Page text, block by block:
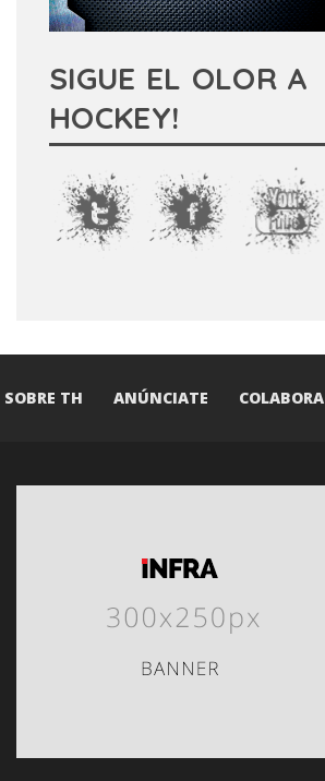
SIGUE EL OLOR A
HOCKEY!
SOBRE TH ANÚNCIATE COLABORA